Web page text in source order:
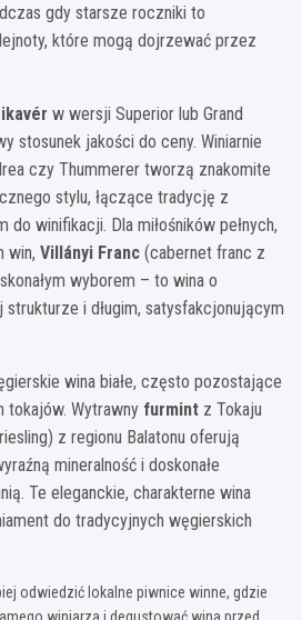
gdy starsze roczniki to
które mogą dojrzewać przez
w wersji Superior lub Grand
stosunek jakości do ceny. Winiarnie
czy Thummerer tworzą znakomite
stylu, łączące tradycję z
winifikacji. Dla miłośników pełnych,
win, Villányi Franc (cabernet franc z
wyborem – to wina o
i długim, satysfakcjonującym
wina białe, często pozostające
tokajów. Wytrawny furmint z Tokaju
z regionu Balatonu oferują
mineralność i doskonałe
Te eleganckie, charakterne wina
do tradycyjnych węgierskich
odwiedzić lokalne piwnice winne, gdzie